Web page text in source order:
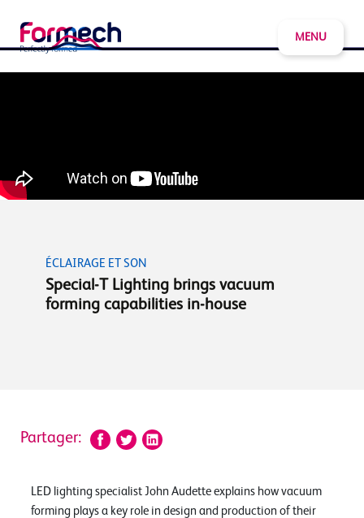
MENU
ÉCLAIRAGE ET SON
Special-T Lighting brings vacuum
forming capabilities in-house
Partager:
LED lighting specialist John Audette explains how vacuum
forming plays a key role in design and production of their